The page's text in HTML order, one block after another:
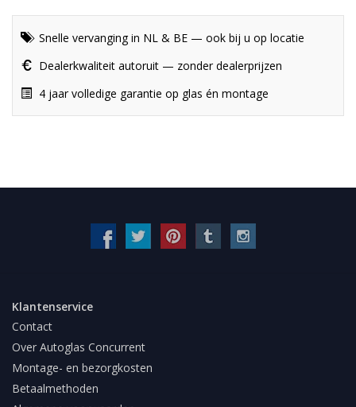
Snelle vervanging in NL & BE — ook bij u op locatie
Dealerkwaliteit autoruit — zonder dealerprijzen
4 jaar volledige garantie op glas én montage
Klantenservice
Contact
Over Autoglas Concurrent
Montage- en bezorgkosten
Betaalmethoden